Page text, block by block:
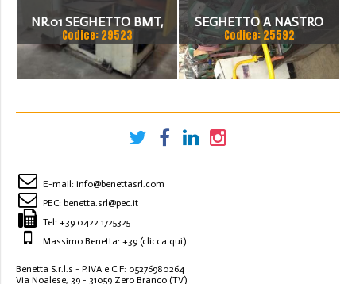
NR.01 SEGHETTO BMT,
USATO
Codice: 29523
SEGHETTO A NASTRO
PEDRAZZOLI
Codice: 25592
E-mail: info@benettasrl.com
PEC: benetta.srl@pec.it
Tel: +39 0422 1725325
Massimo Benetta: +39 (clicca qui).
Benetta S.r.l.s - P.IVA e C.F: 05276980264
Via Noalese, 39 - 31059 Zero Branco (TV)